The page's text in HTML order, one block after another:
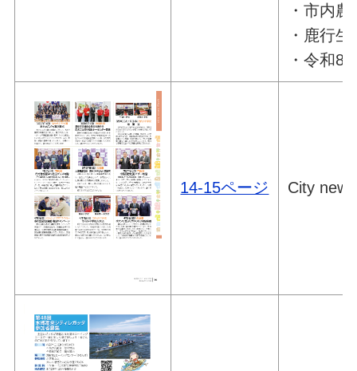
・市内
・鹿行
・令和8
14-15ページ City